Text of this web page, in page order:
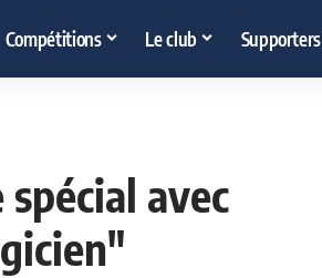
Compétitions Le club Supporters
avec